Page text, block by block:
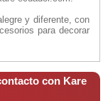
y diferente, con
para decorar
con Kare